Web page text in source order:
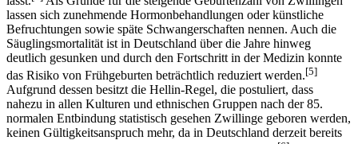
lassen sich zunehmende Hormonbehandlungen oder künstliche
Befruchtungen sowie späte Schwangerschaften nennen. Auch die
Säuglingsmortalität ist in Deutschland über die Jahre hinweg
deutlich gesunken und durch den Fortschritt in der Medizin konnte
das Risiko von Frühgeburten beträchtlich reduziert werden.[5]
Aufgrund dessen besitzt die Hellin-Regel, die postuliert, dass
nahezu in allen Kulturen und ethnischen Gruppen nach der 85.
normalen Entbindung statistisch gesehen Zwillinge geboren werden,
keinen Gültigkeitsanspruch mehr, da in Deutschland derzeit bereits